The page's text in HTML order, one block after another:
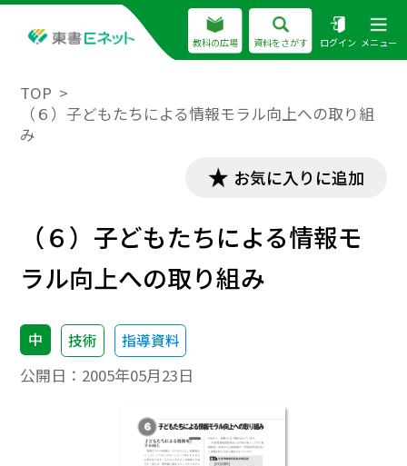
教科の広場 資料をさがす ログイン メニュー
TOP
（６）子どもたちによる情報モラル向上への取り組
み
お気に入りに追加
（６）子どもたちによる情報モ
ラル向上への取り組み
中 技術 指導資料
公開日： 2005年05月23日